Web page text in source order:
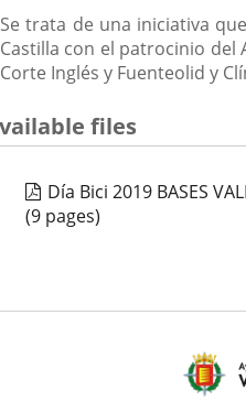
Se trata de una iniciativa
Castilla con el patrocinio del
Corte Inglés y Fuenteolid y
files
Día Bici 2019 BASES
(9 pages)